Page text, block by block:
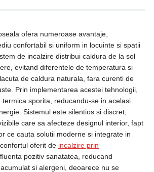
ofera numeroase avantaje,
confortabil si uniform in locuinte si spatii
de incalzire distribui caldura de la sol
evitand diferentele de temperatura si
de caldura naturala, fara curenti de
Prin implementarea acestei tehnologii,
sporita, reducandu-se in acelasi
Sistemul este silentios si discret,
care sa afecteze designul interior, fapt
ce cauta solutii moderne si integrate in
oferit de incalzire prin
pozitiv sanatatea, reducand
si alergeni, deoarece nu se